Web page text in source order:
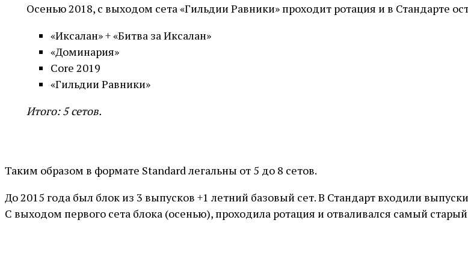
Осенью 2018, с выходом сета «Гильдии Равники» проходит ротация и в Стандарте
«Иксалан» + «Битва за Иксалан»
«Доминария»
Core 2019
«Гильдии Равники»
Итого: 5 сетов.
Таким образом в формате Standard легальны от 5 до 8 сетов.
До 2015 года был блок из 3 выпусков +1 летний базовый сет. В Стандарт входили
С выходом первого сета блока (осенью), проходила ротация и отваливался самый